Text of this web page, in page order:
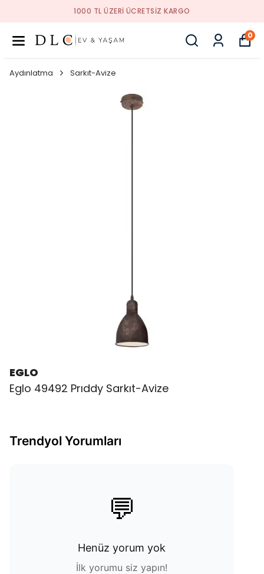
1000 TL ÜZERI ÜCRETSIZ KARGO
0
Aydınlatma Sarkıt-Avize
EGLO
Eglo 49492 Prıddy Sarkıt-Avize
Trendyol Yorumları
💬
Henüz yorum yok
İlk yorumu siz yapın!